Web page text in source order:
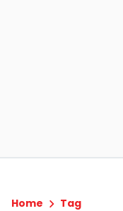
Home Tag